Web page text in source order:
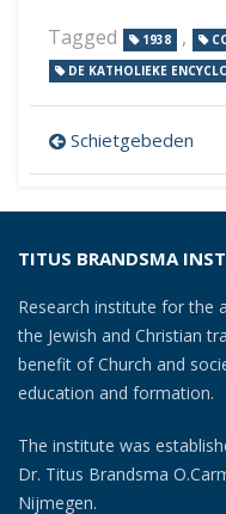
Tagged 1938 ,
DE KATHOLIEKE
Post
navigation
Schietgebeden
TITUS BRANDSMA
Research institute for the
the Jewish and Christian
benefit of Church and
education and formation.
The institute was
Dr. Titus Brandsma
Nijmegen.